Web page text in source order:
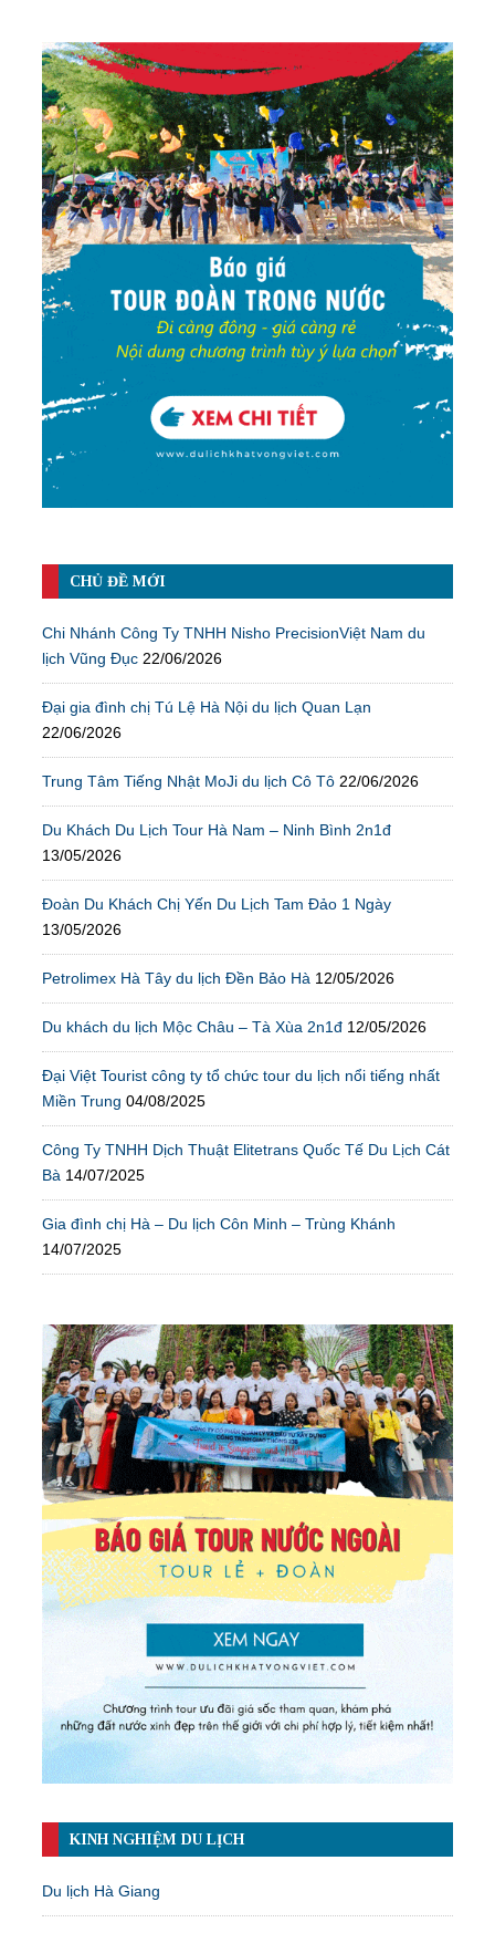
CHỦ ĐỀ MỚI
Chi Nhánh Công Ty TNHH Nisho PrecisionViệt Nam du
lịch Vũng Đục 22/06/2026
Đại gia đình chị Tú Lệ Hà Nội du lịch Quan Lạn
22/06/2026
Trung Tâm Tiếng Nhật MoJi du lịch Cô Tô 22/06/2026
Du Khách Du Lịch Tour Hà Nam – Ninh Bình 2n1đ
13/05/2026
Đoàn Du Khách Chị Yến Du Lịch Tam Đảo 1 Ngày
13/05/2026
Petrolimex Hà Tây du lịch Đền Bảo Hà 12/05/2026
Du khách du lịch Mộc Châu – Tà Xùa 2n1đ 12/05/2026
Đại Việt Tourist công ty tổ chức tour du lịch nổi tiếng nhất
Miền Trung 04/08/2025
Công Ty TNHH Dịch Thuật Elitetrans Quốc Tế Du Lịch Cát
Bà 14/07/2025
Gia đình chị Hà – Du lịch Côn Minh – Trùng Khánh
14/07/2025
KINH NGHIỆM DU LỊCH
Du lịch Hà Giang